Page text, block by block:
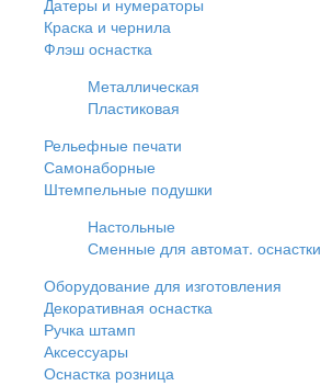
Датеры и нумераторы
Краска и чернила
Флэш оснастка
Металлическая
Пластиковая
Рельефные печати
Самонаборные
Штемпельные подушки
Настольные
Сменные для автомат. оснастки
Оборудование для изготовления
Декоративная оснастка
Ручка штамп
Аксессуары
Оснастка розница